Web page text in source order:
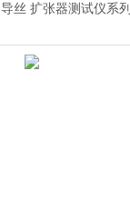
导丝 扩张器测试仪系列